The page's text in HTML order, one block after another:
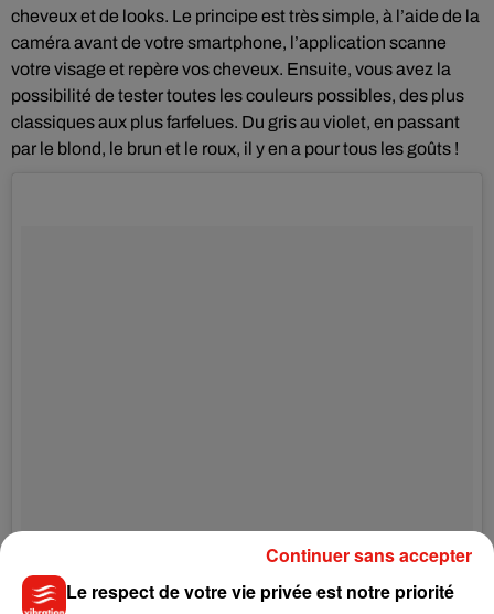
cheveux et de looks. Le principe est très simple, à l’aide de la
caméra avant de votre smartphone, l’application scanne
votre visage et repère vos cheveux. Ensuite, vous avez la
possibilité de tester toutes les couleurs possibles, des plus
classiques aux plus farfelues. Du gris au violet, en passant
par le blond, le brun et le roux, il y en a pour tous les goûts !
Le respect de votre vie privée est notre priorité
Continuer sans accepter